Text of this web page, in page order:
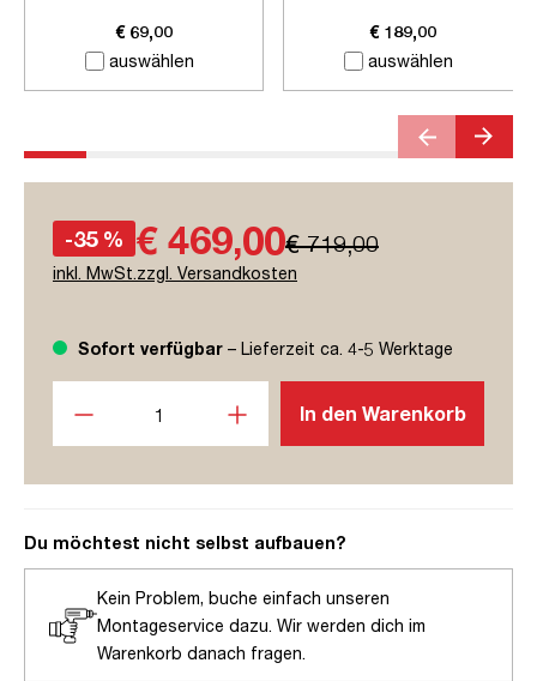
auswählen
€ 69,00
auswählen
€ 189,00
-35 % € 469,00€ 719,00
inkl. MwSt.zzgl. Versandkosten
Sofort verfügbar – Lieferzeit ca. 4-5 Werktage
In den Warenkorb
Du möchtest nicht selbst aufbauen?
Kein Problem, buche einfach unseren
Montageservice dazu. Wir werden dich im
Warenkorb danach fragen.